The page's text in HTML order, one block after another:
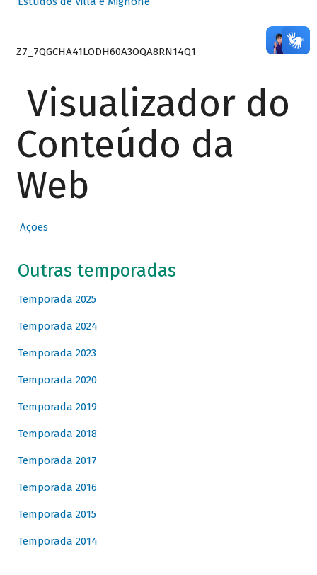
Z7_7QGCHA41LODH60A3OQA8RN14Q1
Visualizador do
Conteúdo da
Web
Ações
Outras temporadas
Temporada 2025
Temporada 2024
Temporada 2023
Temporada 2020
Temporada 2019
Temporada 2018
Temporada 2017
Temporada 2016
Temporada 2015
Temporada 2014